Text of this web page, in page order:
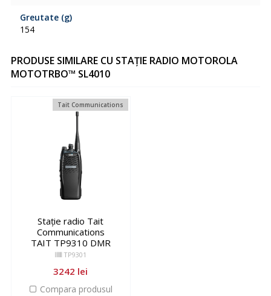
Greutate (g)
154
PRODUSE SIMILARE CU STAȚIE RADIO MOTOROLA
MOTOTRBO™ SL4010
Tait Communications
Stație radio Tait
Communications
TAIT TP9310 DMR
TP9301
3242 lei
Compara produsul